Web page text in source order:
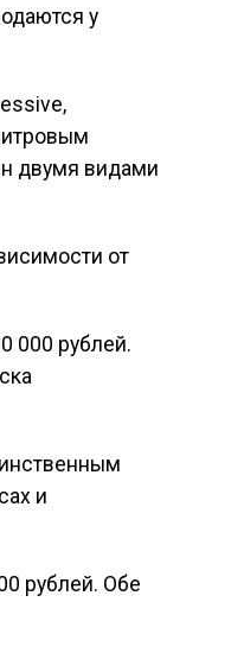
у
двумя видами
от
000 рублей.
и
рублей. Обе